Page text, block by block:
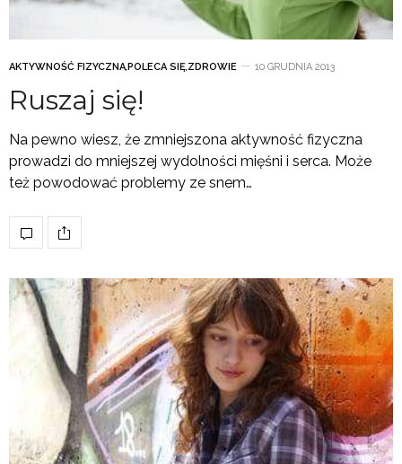
AKTYWNOŚĆ FIZYCZNA,POLECA SIĘ,ZDROWIE 10 GRUDNIA 2013
Ruszaj się!
Na pewno wiesz, że zmniejszona aktywność fizyczna
prowadzi do mniejszej wydolności mięśni i serca. Może
też powodować problemy ze snem…